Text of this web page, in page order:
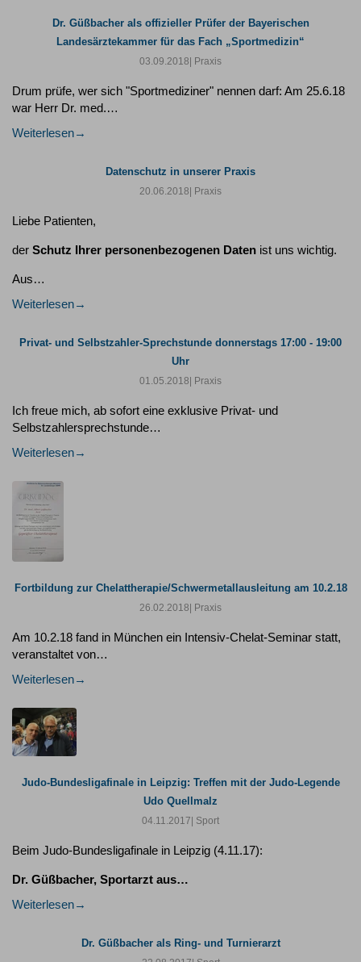
Dr. Güßbacher als offizieller Prüfer der Bayerischen
Landesärztekammer für das Fach „Sportmedizin“
03.09.2018| Praxis
Drum prüfe, wer sich "Sportmediziner" nennen darf: Am 25.6.18
war Herr Dr. med.…
Weiterlesen
Datenschutz in unserer Praxis
20.06.2018| Praxis
Liebe Patienten,
der Schutz Ihrer personenbezogenen Daten ist uns wichtig.
Aus…
Weiterlesen
Privat- und Selbstzahler-Sprechstunde donnerstags 17:00 - 19:00
Uhr
01.05.2018| Praxis
Ich freue mich, ab sofort eine exklusive Privat- und
Selbstzahlersprechstunde…
Weiterlesen
Fortbildung zur Chelattherapie/Schwermetallausleitung am 10.2.18
26.02.2018| Praxis
Am 10.2.18 fand in München ein Intensiv-Chelat-Seminar statt,
veranstaltet von…
Weiterlesen
Judo-Bundesligafinale in Leipzig: Treffen mit der Judo-Legende
Udo Quellmalz
04.11.2017| Sport
Beim Judo-Bundesligafinale in Leipzig (4.11.17):
Dr. Güßbacher, Sportarzt aus…
Weiterlesen
Dr. Güßbacher als Ring- und Turnierarzt